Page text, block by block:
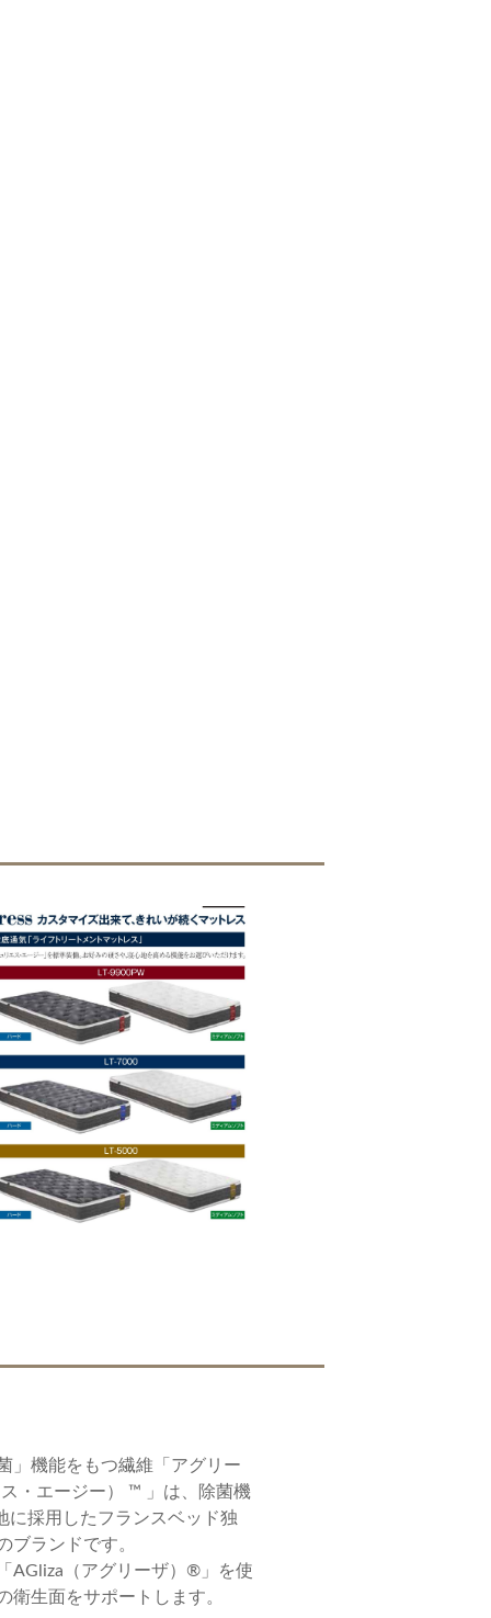
」機能をもつ繊維「アグリー
・エージー） ™ 」は、除菌機
採用したフランスベッド独
ブランドです。
AGliza（アグリーザ）®」を使
衛生面をサポートします。